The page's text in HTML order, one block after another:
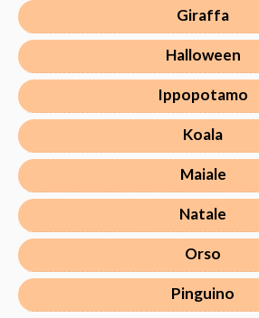
Giraffa
Halloween
Ippopotamo
Koala
Maiale
Natale
Orso
Pinguino